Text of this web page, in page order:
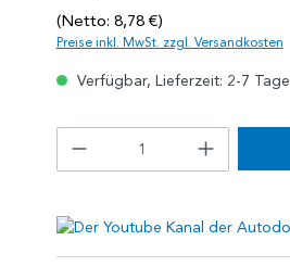
(Netto: 8,78 €)
Preise inkl. MwSt. zzgl. Versandkosten
Verfügbar, Lieferzeit: 2-7 Tage